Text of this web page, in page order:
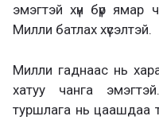
эмэгтэй хүн бүр
Милли батлах хүсэлтэй.
Милли гаднаас нь
хатуу чанга
туршлага нь цаашдаа